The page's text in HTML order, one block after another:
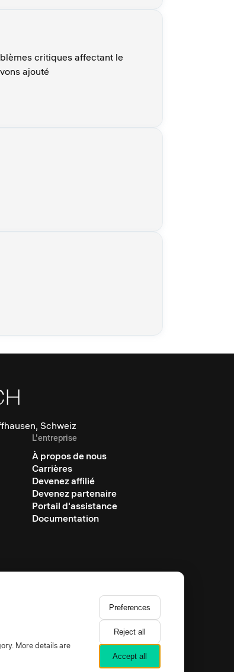
critiques affectant le
ajouté
Schweiz
L'entreprise
À propos de nous
Carrières
Devenez affilié
Devenez partenaire
Portail d'assistance
Documentation
More details are
Preferences
Reject all
Accept all